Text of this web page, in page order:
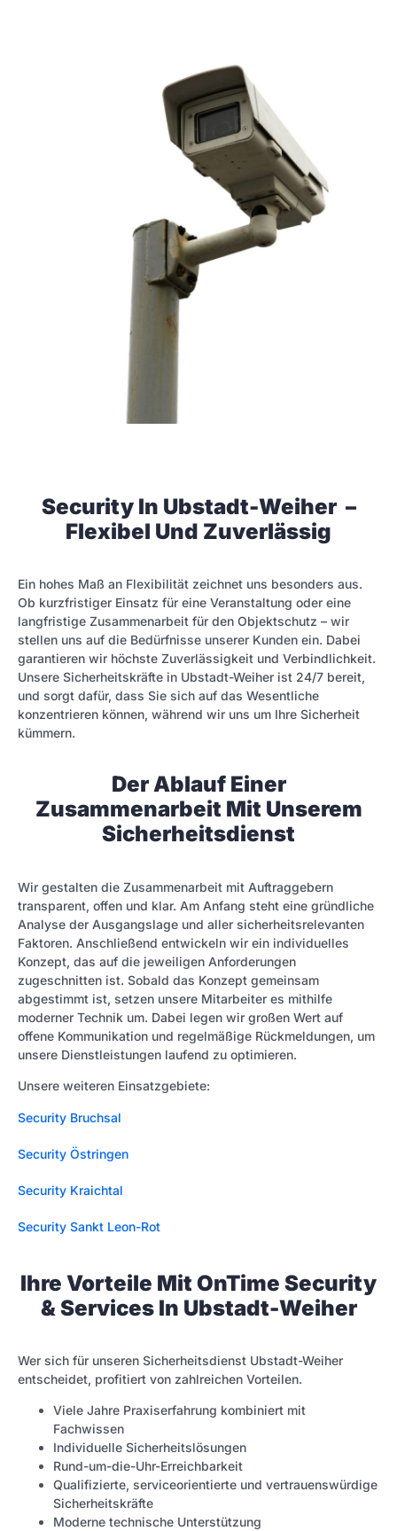
Security In Ubstadt-Weiher –
Flexibel Und Zuverlässig
Ein hohes Maß an Flexibilität zeichnet uns besonders aus.
Ob kurzfristiger Einsatz für eine Veranstaltung oder eine
langfristige Zusammenarbeit für den Objektschutz – wir
stellen uns auf die Bedürfnisse unserer Kunden ein. Dabei
garantieren wir höchste Zuverlässigkeit und Verbindlichkeit.
Unsere Sicherheitskräfte in Ubstadt-Weiher ist 24/7 bereit,
und sorgt dafür, dass Sie sich auf das Wesentliche
konzentrieren können, während wir uns um Ihre Sicherheit
kümmern.
Der Ablauf Einer
Zusammenarbeit Mit Unserem
Sicherheitsdienst
Wir gestalten die Zusammenarbeit mit Auftraggebern
transparent, offen und klar. Am Anfang steht eine gründliche
Analyse der Ausgangslage und aller sicherheitsrelevanten
Faktoren. Anschließend entwickeln wir ein individuelles
Konzept, das auf die jeweiligen Anforderungen
zugeschnitten ist. Sobald das Konzept gemeinsam
abgestimmt ist, setzen unsere Mitarbeiter es mithilfe
moderner Technik um. Dabei legen wir großen Wert auf
offene Kommunikation und regelmäßige Rückmeldungen, um
unsere Dienstleistungen laufend zu optimieren.
Unsere weiteren Einsatzgebiete:
Security Bruchsal
Security Östringen
Security Kraichtal
Security Sankt Leon-Rot
Ihre Vorteile Mit OnTime Security
& Services In Ubstadt-Weiher
Wer sich für unseren Sicherheitsdienst Ubstadt-Weiher
entscheidet, profitiert von zahlreichen Vorteilen.
Viele Jahre Praxiserfahrung kombiniert mit
Fachwissen
Individuelle Sicherheitslösungen
Rund-um-die-Uhr-Erreichbarkeit
Qualifizierte, serviceorientierte und vertrauenswürdige
Sicherheitskräfte
Moderne technische Unterstützung